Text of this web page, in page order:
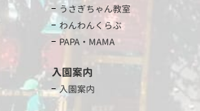
うさぎちゃん教室
わんわんくらぶ
PAPA・MAMA
入園案内
入園案内